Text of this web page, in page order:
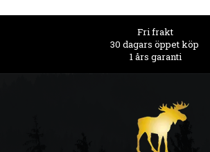
Fri frakt
30 dagars öppet köp
1 års garanti